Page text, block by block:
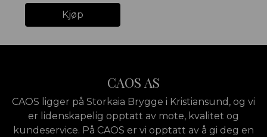
Kjøp
CAOS AS
CAOS ligger på Storkaia Brygge i Kristiansund, og vi
er lidenskapelig opptatt av mote, kvalitet og
kundeservice. På CAOS er vi opptatt av å gi deg en